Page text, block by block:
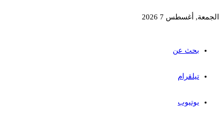
الجمعة, أغسطس 7 2026
بحث عن
تيلقرام
يوتيوب